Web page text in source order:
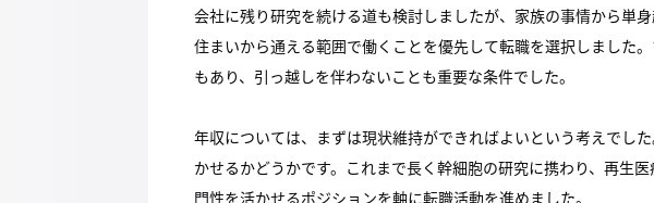
会社に残り研究を続ける道も検討しましたが、家族の事情から単
住まいから通える範囲で働くことを優先して転職を選択しました
もあり、引っ越しを伴わないことも重要な条件でした。
年収については、まずは現状維持ができればよいという考えでし
かせるかどうかです。これまで長く幹細胞の研究に携わり、再生
門性を活かせるポジションを軸に転職活動を進めました。